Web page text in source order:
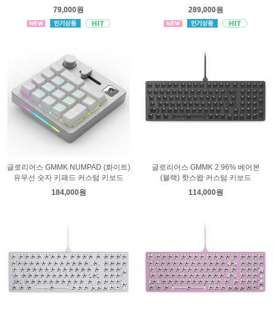
79,000원
289,000원
글로리어스 GMMK NUMPAD (화이트)
유무선 숫자 키패드 커스텀 키보드
184,000원
글로리어스 GMMK 2 96% 베어본
(블랙) 핫스왑 커스텀 키보드
114,000원